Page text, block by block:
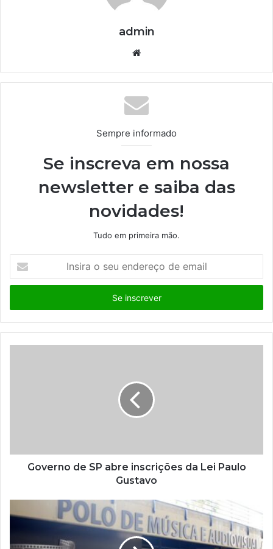
admin
te
Sempre informado
Se inscreva em nossa
newsletter e saiba das
novidades!
Tudo em primeira mão.
s
r
a
e
a
Governo de SP abre inscrições da Lei Paulo
Gustavo